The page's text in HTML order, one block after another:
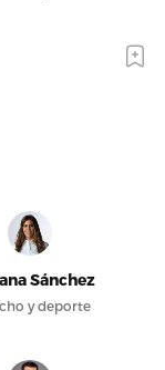
Sánchez
y deporte